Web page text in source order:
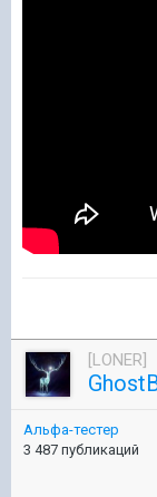
[LONER]
Альфа-тестер
3 487 публикаций